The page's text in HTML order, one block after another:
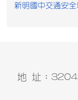
新明國中交通安全
地 址：